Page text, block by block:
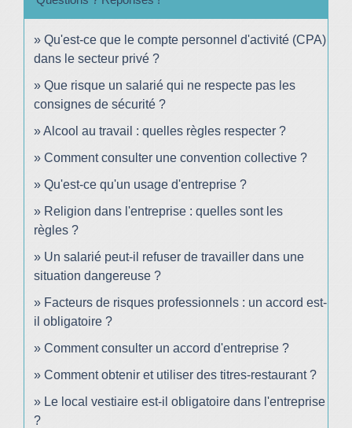
Qu'est-ce que le compte personnel d'activité (CPA)
dans le secteur privé ?
Que risque un salarié qui ne respecte pas les
consignes de sécurité ?
Alcool au travail : quelles règles respecter ?
Comment consulter une convention collective ?
Qu'est-ce qu'un usage d'entreprise ?
Religion dans l'entreprise : quelles sont les
règles ?
Un salarié peut-il refuser de travailler dans une
situation dangereuse ?
Facteurs de risques professionnels : un accord est-
il obligatoire ?
Comment consulter un accord d'entreprise ?
Comment obtenir et utiliser des titres-restaurant ?
Le local vestiaire est-il obligatoire dans l'entreprise
?